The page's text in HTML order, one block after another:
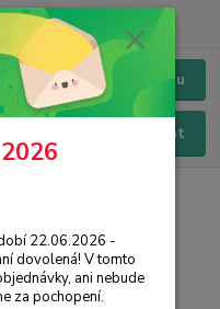
Menu
Hledat
22.06.2026 -
dovolená! V tomto
ani nebude
za pochopení.